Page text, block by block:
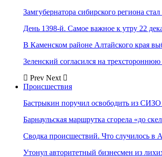
Замгубернатора сибирского региона
День 1398-й. Самое важное к утру 22
В Каменском районе Алтайского края
Зеленский согласился на
Prev Next
Происшествия
Бастрыкин поручил освободить из
Барнаульская маршрутка сгорела «до
Сводка происшествий. Что случилось в
Утонул авторитетный бизнесмен из